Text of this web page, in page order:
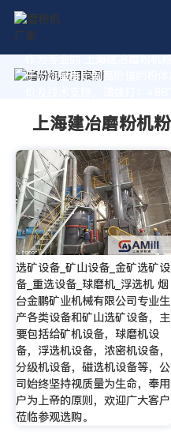
作为专业的 上海建冶磨粉机
于为您量身定制高价值的粉体
上海建冶磨粉机
选矿设备_矿山设备_金矿选矿设
备_重选设备_球磨机_浮选机 烟
台金鹏矿业机械有限公司专业生
产各类设备和矿山选矿设备，主
要包括给矿机设备，球磨机设
备，浮选机设备，浓密机设备，
分级机设备，磁选机设备等，公
司始终坚持视质量为生命，奉用
户为上帝的原则，欢迎广大客户
莅临参观选购。